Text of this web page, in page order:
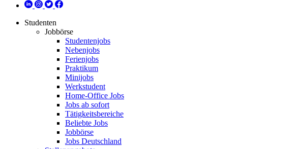
Studenten
Jobbörse
Studentenjobs
Nebenjobs
Ferienjobs
Praktikum
Minijobs
Werkstudent
Home-Office Jobs
Jobs ab sofort
Tätigkeitsbereiche
Beliebte Jobs
Jobbörse
Jobs Deutschland